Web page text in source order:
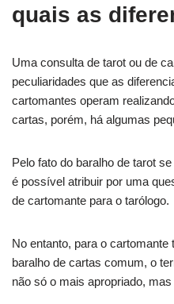
quais as
Uma consulta de tarot ou de
peculiaridades que as
cartomantes operam
cartas, porém, há algumas
Pelo fato do baralho de tarot
é possível atribuir por uma
de cartomante para o tarólogo.
No entanto, para o cartomante
baralho de cartas comum, o
não só o mais apropriado,